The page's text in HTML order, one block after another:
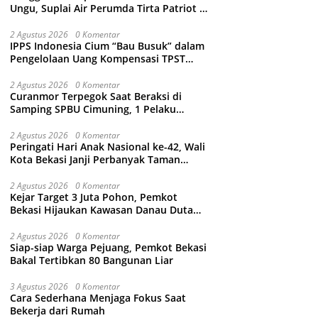
Ungu, Suplai Air Perumda Tirta Patriot di
2 Agustus 2026 0 Komentar
IPPS Indonesia Cium “Bau Busuk” dalam
Pengelolaan Uang Kompensasi TPST
2 Agustus 2026 0 Komentar
Curanmor Terpegok Saat Beraksi di
Samping SPBU Cimuning, 1 Pelaku
2 Agustus 2026 0 Komentar
Peringati Hari Anak Nasional ke-42, Wali
Kota Bekasi Janji Perbanyak Taman
2 Agustus 2026 0 Komentar
Kejar Target 3 Juta Pohon, Pemkot
Bekasi Hijaukan Kawasan Danau Duta
2 Agustus 2026 0 Komentar
Siap-siap Warga Pejuang, Pemkot Bekasi
Bakal Tertibkan 80 Bangunan Liar
3 Agustus 2026 0 Komentar
Cara Sederhana Menjaga Fokus Saat
Bekerja dari Rumah